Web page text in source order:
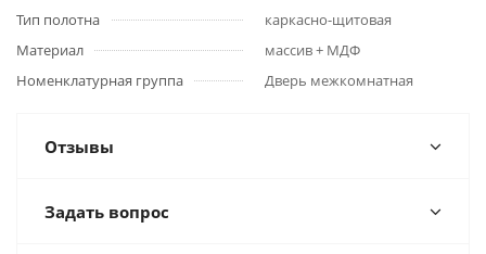
Тип полотна
каркасно-щитовая
Материал
массив + МДФ
Номенклатурная группа
Дверь межкомнатная
Отзывы
Задать вопрос